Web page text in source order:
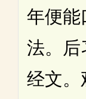
年便能
法。后
经文。